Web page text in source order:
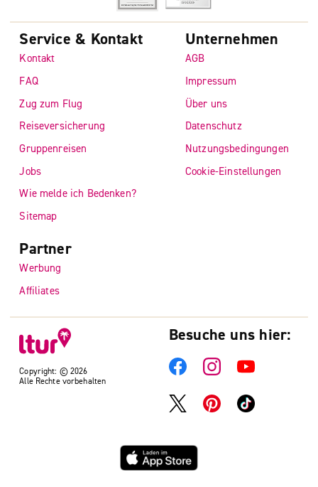
Copyright: © 2026
Alle Rechte vorbehalten
Service & Kontakt
Kontakt
FAQ
Zug zum Flug
Reiseversicherung
Gruppenreisen
Jobs
Wie melde ich Bedenken?
Sitemap
Unternehmen
AGB
Impressum
Über uns
Datenschutz
Nutzungsbedingungen
Cookie-Einstellungen
Partner
Werbung
Affiliates
Besuche uns hier: